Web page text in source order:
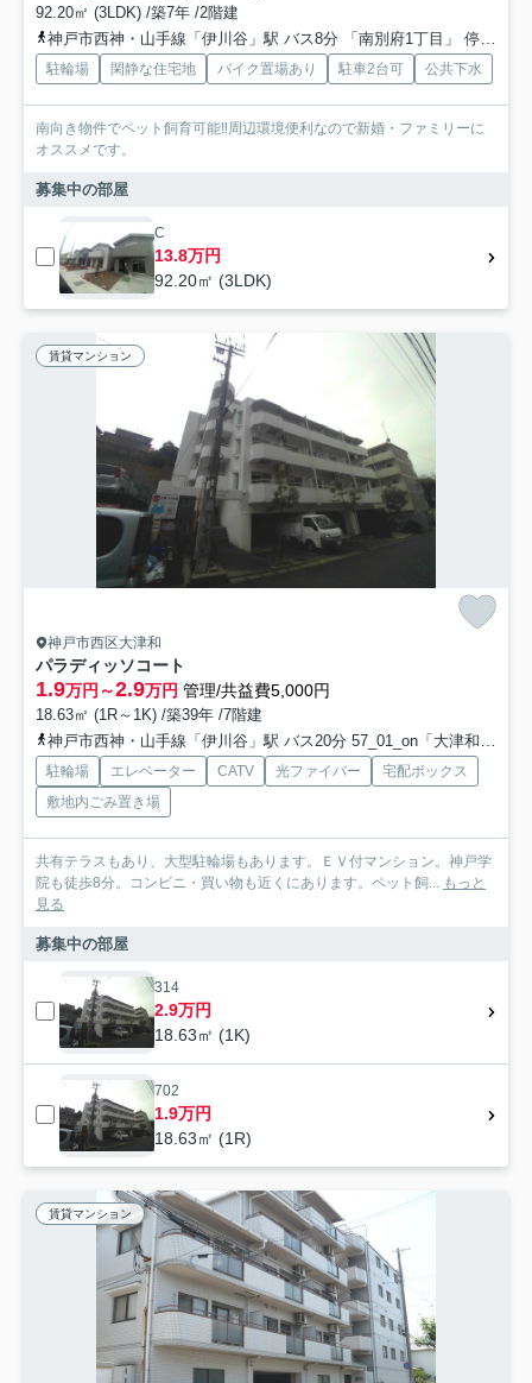
92.20㎡ (3LDK) /築7年 /2階建
神戸市西神・山手線「伊川谷」駅 バス8分 「南別府1丁目」 停歩6分
駐輪場 閑静な住宅地 バイク置場あり 駐車2台可 公共下水
南向き物件でペット飼育可能‼周辺環境便利なので新婚・ファミリーに
オススメです。
募集中の部屋
C
13.8万円
92.20㎡ (3LDK)
賃貸マンション
神戸市西区大津和
パラディッソコート
1.9万円～2.9万円 管理/共益費5,000円
18.63㎡ (1R～1K) /築39年 /7階建
神戸市西神・山手線「伊川谷」駅 バス20分 57_01_on「大津和」 停歩7分
駐輪場 エレベーター CATV 光ファイバー
宅配ボックス
敷地内ごみ置き場
共有テラスもあり、大型駐輪場もあります。ＥＶ付マンション。神戸学
院も徒歩8分。コンビニ・買い物も近くにあります。ペット飼...
もっと
見る
募集中の部屋
314
2.9万円
18.63㎡ (1K)
702
1.9万円
18.63㎡ (1R)
賃貸マンション